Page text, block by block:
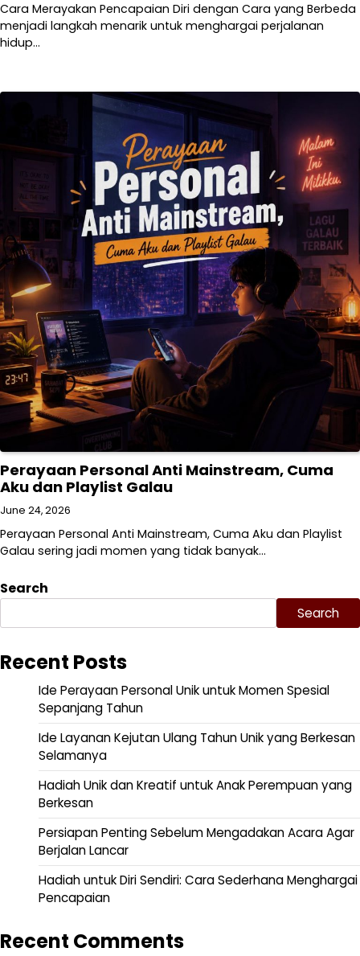
Cara Merayakan Pencapaian Diri dengan Cara yang Berbeda
menjadi langkah menarik untuk menghargai perjalanan
hidup…
Perayaan Personal Anti Mainstream, Cuma
Aku dan Playlist Galau
June 24, 2026
Perayaan Personal Anti Mainstream, Cuma Aku dan Playlist
Galau sering jadi momen yang tidak banyak…
Search
Search
Recent Posts
Ide Perayaan Personal Unik untuk Momen Spesial
Sepanjang Tahun
Ide Layanan Kejutan Ulang Tahun Unik yang Berkesan
Selamanya
Hadiah Unik dan Kreatif untuk Anak Perempuan yang
Berkesan
Persiapan Penting Sebelum Mengadakan Acara Agar
Berjalan Lancar
Hadiah untuk Diri Sendiri: Cara Sederhana Menghargai
Pencapaian
Recent Comments